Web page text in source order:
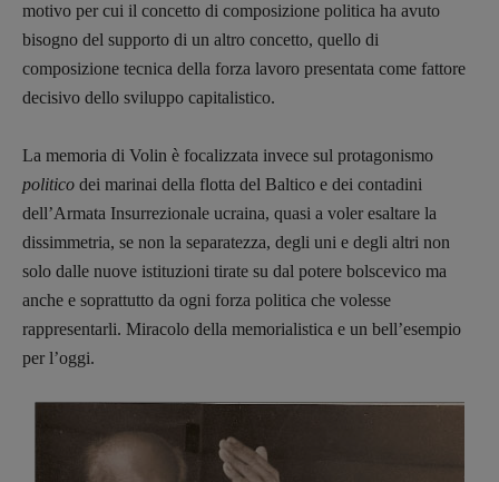
motivo per cui il concetto di composizione politica ha avuto
bisogno del supporto di un altro concetto, quello di
composizione tecnica della forza lavoro presentata come fattore
decisivo dello sviluppo capitalistico.
La memoria di Volin è focalizzata invece sul protagonismo
politico dei marinai della flotta del Baltico e dei contadini
dell’Armata Insurrezionale ucraina, quasi a voler esaltare la
dissimmetria, se non la separatezza, degli uni e degli altri non
solo dalle nuove istituzioni tirate su dal potere bolscevico ma
anche e soprattutto da ogni forza politica che volesse
rappresentarli. Miracolo della memorialistica e un bell’esempio
per l’oggi.